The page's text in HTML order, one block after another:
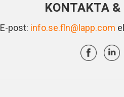
KONTAKTA &
E-post: info.se.fln@lapp.com